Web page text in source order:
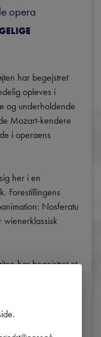
opera
har begejstret
opleves i
og underholdende
Mozart-kendere
i operaens
her i en
Forestillingens
Nosferatu
wienerklassisk
har begejstret et
Oper i Berlin,
mellem CPH
.